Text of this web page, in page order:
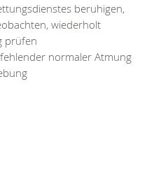
beruhigen,
wiederholt
prüfen
normaler Atmung